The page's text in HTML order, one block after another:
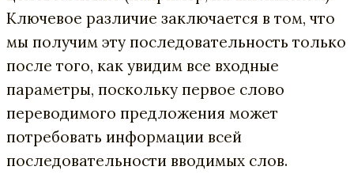
Ключевое различие заключается в том, что
мы получим эту последовательность только
после того, как увидим все входные
параметры, поскольку первое слово
переводимого предложения может
потребовать информации всей
последовательности вводимых слов.